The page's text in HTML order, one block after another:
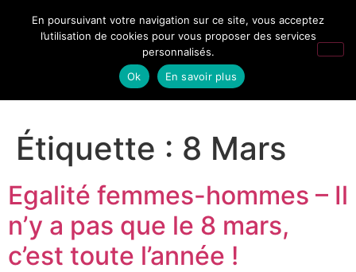
Étiquette : 8 Mars
Egalité femmes-hommes – Il
n’y a pas que le 8 mars,
c’est toute l’année !
En poursuivant votre navigation sur ce site, vous acceptez
l’utilisation de cookies pour vous proposer des services
personnalisés.
Ok
En savoir plus